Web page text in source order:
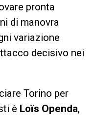
pronta
di manovra
variazione
decisivo nei
Torino per
è Loïs Openda,